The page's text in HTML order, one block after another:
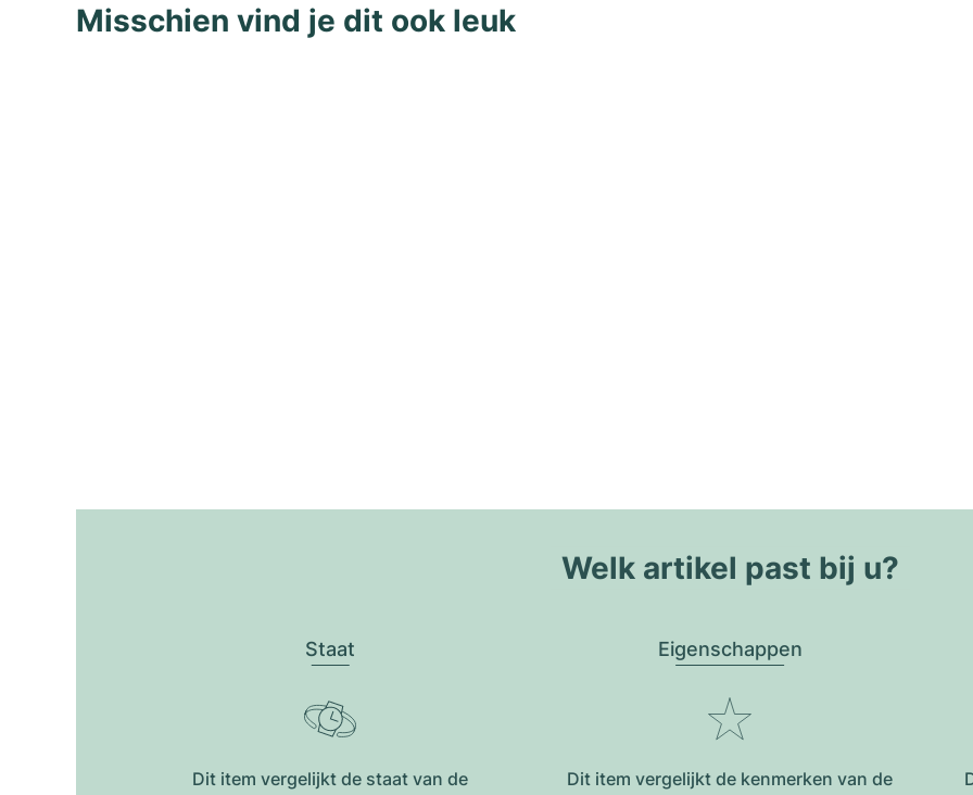
Misschien vind je dit ook leuk
Welk artikel past bij u?
Staat
Dit item vergelijkt de staat van de
Eigenschappen
Dit item vergelijkt de kenmerken van de